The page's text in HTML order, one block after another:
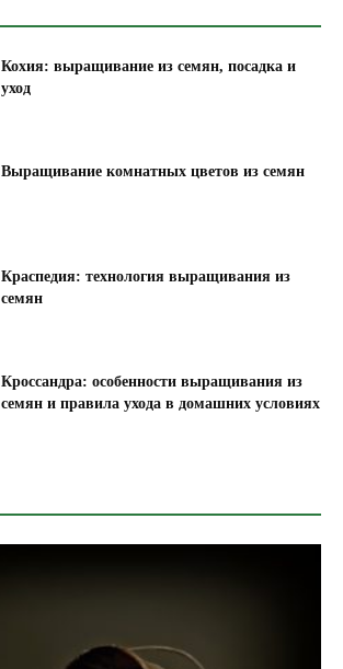
Кохия: выращивание из семян, посадка и
уход
Выращивание комнатных цветов из семян
Краспедия: технология выращивания из
семян
Кроссандра: особенности выращивания из
семян и правила ухода в домашних условиях